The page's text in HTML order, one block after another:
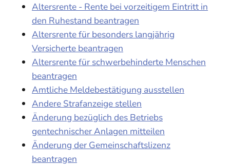
Altersrente - Rente bei vorzeitigem Eintritt in
den Ruhestand beantragen
Altersrente für besonders langjährig
Versicherte beantragen
Altersrente für schwerbehinderte Menschen
beantragen
Amtliche Meldebestätigung ausstellen
Andere Strafanzeige stellen
Änderung bezüglich des Betriebs
gentechnischer Anlagen mitteilen
Änderung der Gemeinschaftslizenz
beantragen